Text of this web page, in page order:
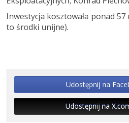
Inwestycja kosztowała ponad 57
to środki unijne).
Udostępnij na
Udostępnij na